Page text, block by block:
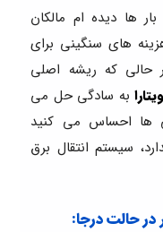
ها دیده ام مالکان
های سنگینی برای
حالی که ریشه اصلی
به سادگی حل می
ها احساس می کنید
سیستم انتقال برق
حالت درجا: